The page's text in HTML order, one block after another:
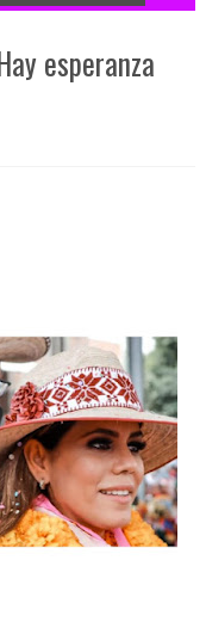
esperanza